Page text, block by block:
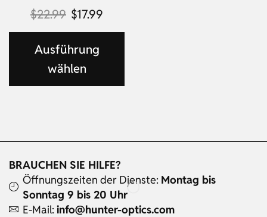
$22.99 $17.99
Ausführung
wählen
BRAUCHEN SIE HILFE?
Öffnungszeiten der Dienste: Montag bis
Sonntag 9 bis 20 Uhr
E-Mail: info@hunter-optics.com